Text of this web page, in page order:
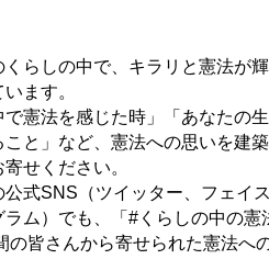
らしの中で、キラリと憲法が輝
ます。
で憲法を感じた時」「あなたの生
と」など、憲法への思いを建築
せください。
公式SNS（ツイッター、フェイ
ム）でも、「#くらしの中の憲
の皆さんから寄せられた憲法へ